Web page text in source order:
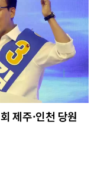
제주·인천 당원